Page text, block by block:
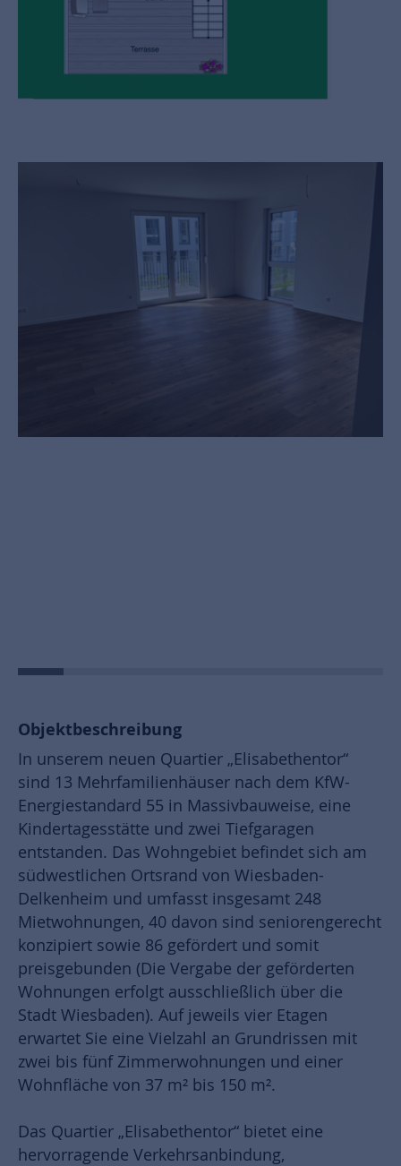
Objektbeschreibung
In unserem neuen Quartier „Elisabethentor“
sind 13 Mehrfamilienhäuser nach dem KfW-
Energiestandard 55 in Massivbauweise, eine
Kindertagesstätte und zwei Tiefgaragen
entstanden. Das Wohngebiet befindet sich am
südwestlichen Ortsrand von Wiesbaden-
Delkenheim und umfasst insgesamt 248
Mietwohnungen, 40 davon sind seniorengerecht
konzipiert sowie 86 gefördert und somit
preisgebunden (Die Vergabe der geförderten
Wohnungen erfolgt ausschließlich über die
Stadt Wiesbaden). Auf jeweils vier Etagen
erwartet Sie eine Vielzahl an Grundrissen mit
zwei bis fünf Zimmerwohnungen und einer
Wohnfläche von 37 m² bis 150 m².
Das Quartier „Elisabethentor“ bietet eine
hervorragende Verkehrsanbindung,